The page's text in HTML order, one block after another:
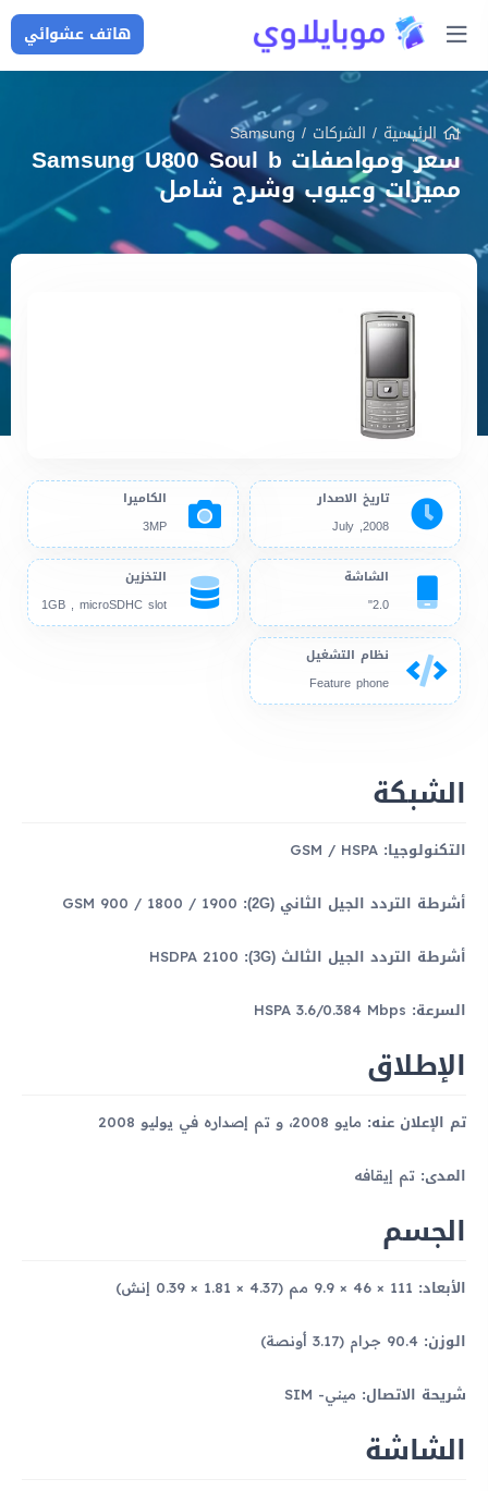
هاتف عشوائي
الرئيسية/ الشركات /
Samsung
سعر ومواصفات Samsung U800 Soul b
مميزات وعيوب وشرح شامل
تاريخ الاصدار
2008, July
الكاميرا
3MP
الشاشة
2.0"
التخزين
1GB , microSDHC slot
نظام التشغيل
Feature phone
الشبكة
التكنولوجيا:
أشرطة التردد الجيل الثاني (2G):
أشرطة التردد الجيل الثالث (3G):
السرعة:
الإطلاق
تم الإعلان عنه: مايو 2008، و تم إصداره في يوليو 2008
المدى: تم إيقافه
الجسم
الأبعاد:
الوزن:
شريحة الاتصال: ميني- SIM
الشاشة